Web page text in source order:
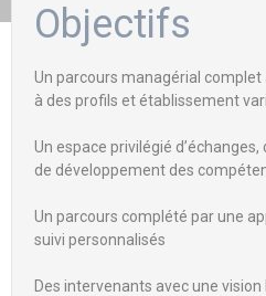
Objectifs
Un parcours managérial
à des profils et établissement
Un espace privilégié
de développement des
Un parcours complété par une
suivi personnalisés
Des intervenants avec une